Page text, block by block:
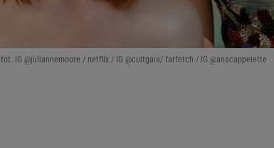
fot. IG @juliannemoore / netflix / IG @cultgaia/ farfetch / IG @anacappelette